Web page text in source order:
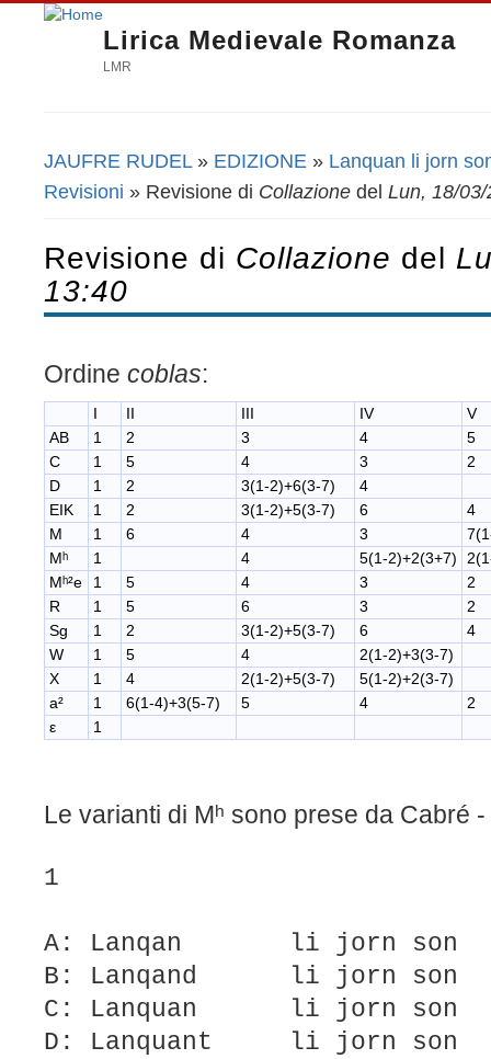
Lirica Medievale Romanza
LMR
Tu sei qui
JAUFRE RUDEL » EDIZIONE » Lanquan li jorn
Revisioni » Revisione di Collazione del Lun, 18/
Revisione di Collazione del
13:40
Ordine coblas:
I II III IV
V
AB
1 2 3 4
5
C
1 5 4 3
2
D
1 2 3(1-2)+6(3-7)
4
EIK
1 2 3(1-2)+5(3-7) 6
4
M
1 6 4 3
Mʰ
1 4 5(1-2)+2(3+7)
Mʰ²e
1 5 4 3
2
R
1 5 6 3
2
Sg
1 2 3(1-2)+5(3-7) 6
4
W
1 5 4
2(1-2)+3(3-7)
X
1 4 2(1-2)+5(3-7)
5(1-2)+2(3-7)
a²
1 6(1-4)+3(5-7) 5 4
2
ε
1
Le varianti di Mʰ sono prese da Cabré
1
A: Lanqan li jorn son
B: Lanqand li jorn son
C: Lanquan li jorn son
D: Lanquant li jorn son